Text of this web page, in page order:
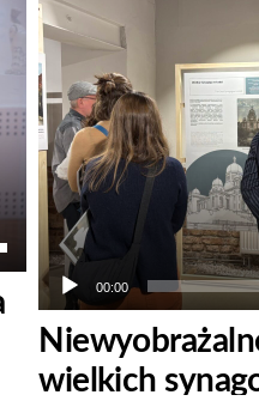
plików
dźwiękowych
00:00
wielkich